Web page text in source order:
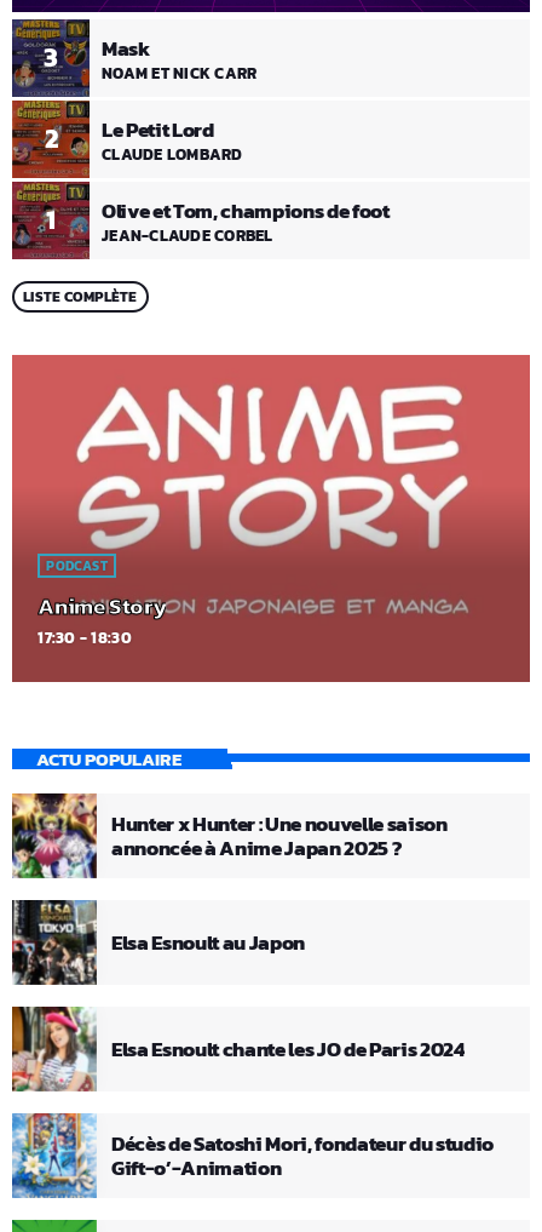
1 Olive et Tom, champions de foot
JEAN-CLAUDE CORBEL
2 Le Petit Lord
CLAUDE LOMBARD
3 Mask
NOAM ET NICK CARR
LISTE COMPLÈTE
PODCAST
Anime Story
17:30 - 18:30
ACTU POPULAIRE
Hunter x Hunter : Une nouvelle saison
annoncée à Anime Japan 2025 ?
Elsa Esnoult au Japon
Elsa Esnoult chante les JO de Paris 2024
Décès de Satoshi Mori, fondateur du studio
Gift-o’-Animation